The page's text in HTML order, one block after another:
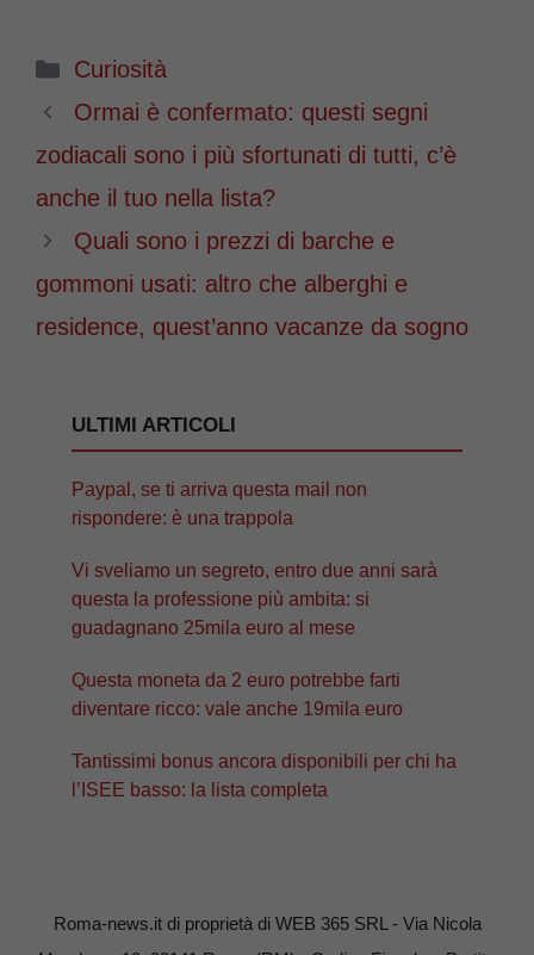
Categorie
Curiosità
Ormai è confermato: questi segni
zodiacali sono i più sfortunati di tutti, c’è
anche il tuo nella lista?
Quali sono i prezzi di barche e
gommoni usati: altro che alberghi e
residence, quest’anno vacanze da sogno
ULTIMI ARTICOLI
Paypal, se ti arriva questa mail non
rispondere: è una trappola
Vi sveliamo un segreto, entro due anni sarà
questa la professione più ambita: si
guadagnano 25mila euro al mese
Questa moneta da 2 euro potrebbe farti
diventare ricco: vale anche 19mila euro
Tantissimi bonus ancora disponibili per chi ha
l’ISEE basso: la lista completa
Roma-news.it di proprietà di WEB 365 SRL - Via Nicola